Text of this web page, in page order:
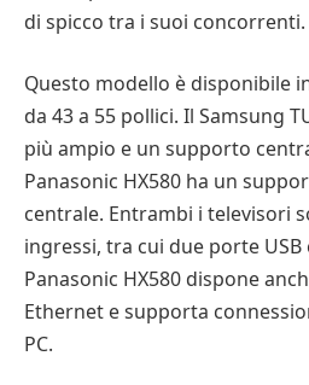
di spicco tra i suoi concorrenti.
Questo modello è disponibile
da 43 a 55 pollici. Il Samsung
più ampio e un supporto
Panasonic HX580 ha un
centrale. Entrambi i televisori
ingressi, tra cui due porte USB
Panasonic HX580 dispone
Ethernet e supporta
PC.